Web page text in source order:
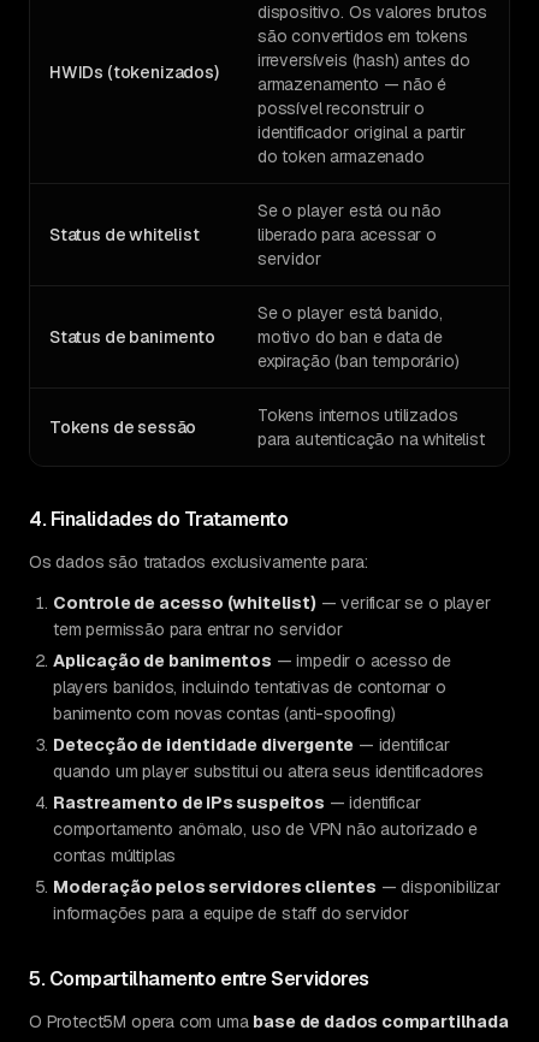
HWIDs (tokenizados)
dispositivo. Os valores brutos
são convertidos em tokens
irreversíveis (hash) antes do
armazenamento — não é
possível reconstruir o
identificador original a partir
do token armazenado
Status de whitelist
Se o player está ou não
liberado para acessar o
servidor
Status de banimento
Se o player está banido,
motivo do ban e data de
expiração (ban temporário)
Tokens de sessão
Tokens internos utilizados
para autenticação na whitelist
4. Finalidades do Tratamento
Os dados são tratados exclusivamente para:
Controle de acesso (whitelist)— verificar se o player
tem permissão para entrar no servidor
Aplicação de banimentos — impedir o acesso de
players banidos, incluindo tentativas de contornar o
banimento com novas contas (anti-spoofing)
Detecção de identidade divergente — identificar
quando um player substitui ou altera seus identificadores
Rastreamento de IPs suspeitos — identificar
comportamento anômalo, uso de VPN não autorizado e
contas múltiplas
Moderação pelos servidores clientes — disponibilizar
informações para a equipe de staff do servidor
5. Compartilhamento entre Servidores
O Protect5M opera com uma base de dados compartilhada